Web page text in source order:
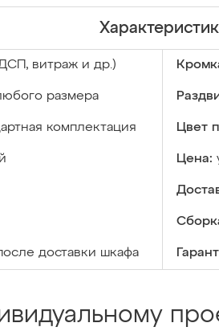
витраж и др.)
размера
комплектация Цвет
Цена:
доставки шкафа